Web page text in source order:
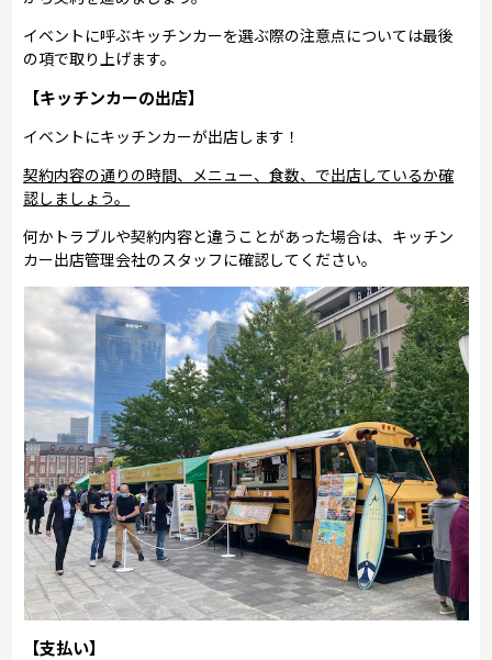
イベントに呼ぶキッチンカーを選ぶ際の注意点については最後
の項で取り上げます。
【キッチンカーの出店】
イベントにキッチンカーが出店します！
契約内容の通りの時間、メニュー、食数、で出店しているか確
認しましょう。
何かトラブルや契約内容と違うことがあった場合は、キッチン
カー出店管理会社のスタッフに確認してください。
【支払い】